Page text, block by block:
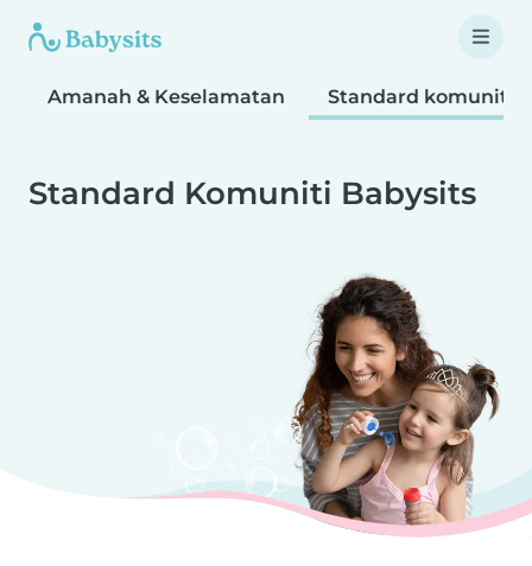
Amanah & Keselamatan Standard komuniti
Standard Komuniti Babysits